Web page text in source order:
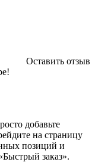
Оставить отзыв
добавьте
на страницу
позиций и
заказ».